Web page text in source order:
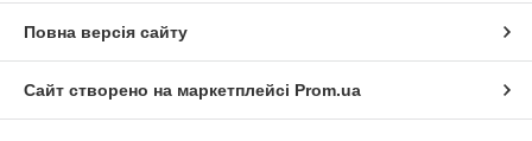
Повна версія сайту
Сайт створено на маркетплейсі Prom.ua